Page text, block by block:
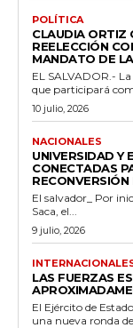
POLÍTICA
CLAUDIA ORTIZ
REELECCIÓN
MANDATO DE
EL SALVADOR.-
que participará
10 julio, 2026
NACIONALES
UNIVERSIDAD Y
CONECTADAS
El salvador_ Por
Saca, el...
9 julio, 2026
LAS FUERZAS
El Ejército de
una nueva ronda